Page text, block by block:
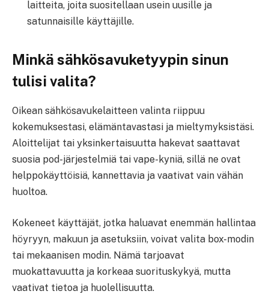
laitteita, joita suositellaan usein uusille ja
satunnaisille käyttäjille.
Minkä sähkösavuketyypin sinun
tulisi valita?
Oikean sähkösavukelaitteen valinta riippuu
kokemuksestasi, elämäntavastasi ja mieltymyksistäsi.
Aloittelijat tai yksinkertaisuutta hakevat saattavat
suosia pod-järjestelmiä tai vape-kyniä, sillä ne ovat
helppokäyttöisiä, kannettavia ja vaativat vain vähän
huoltoa.
Kokeneet käyttäjät, jotka haluavat enemmän hallintaa
höyryyn, makuun ja asetuksiin, voivat valita box-modin
tai mekaanisen modin. Nämä tarjoavat
muokattavuutta ja korkeaa suorituskykyä, mutta
vaativat tietoa ja huolellisuutta.